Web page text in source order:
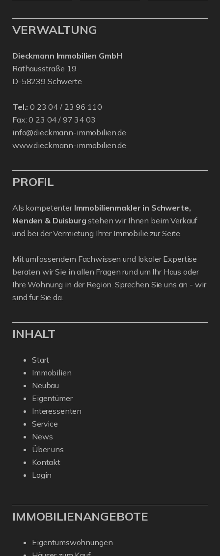
VERWALTUNG
Dieckmann Immobilien GmbH
Rathausstraße 19
D-58239 Schwerte
Tel.: 0 23 04 / 23 96 110
Fax: 0 23 04 / 97 34 03
info@dieckmann-immobilien.de
www.dieckmann-immobilien.de
PROFIL
Als kompetenter Immobilienmakler in Schwerte,
Menden & Duisburg stehen wir Ihnen beim Verkauf
und bei der Vermietung Ihrer Immobilie zur Seite.
Mit umfassendem Fachwissen und lokaler Expertise
beraten wir Sie in allen Fragen rund um Ihr Haus oder
Ihre Wohnung in der Region. Sprechen Sie uns an - wir
sind für Sie da.
INHALT
Start
Immobilien
Neubau
Eigentümer
Interessenten
Service
News
Über uns
Kontakt
Login
IMMOBILIENANGEBOTE
Eigentumswohnungen